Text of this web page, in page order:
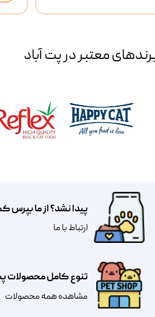
معتبر در پت آباد
تنوع کامل محصولات
مشاهده همه محصولات
پیدا نشد؟ از ما
​​​ارتباط با ما